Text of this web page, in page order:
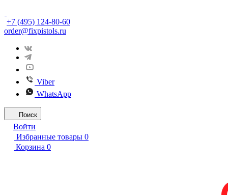
+7 (495) 124-80-60
order@fixpistols.ru
Viber
WhatsApp
Поиск
Войти
Избранные товары 0
Корзина 0